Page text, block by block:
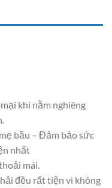
khi nằm nghiêng
bầu – Đảm bảo sức
nhất
mái.
đều rất tiện vì không